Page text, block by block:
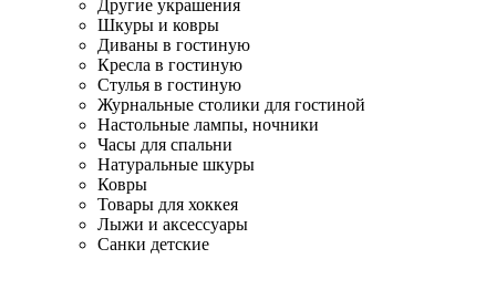
Другие украшения
Шкуры и ковры
Диваны в гостиную
Кресла в гостиную
Стулья в гостиную
Журнальные столики для гостиной
Настольные лампы, ночники
Часы для спальни
Натуральные шкуры
Ковры
Товары для хоккея
Лыжи и аксессуары
Санки детские